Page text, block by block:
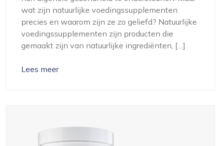
wat zijn natuurlijke voedingssupplementen
precies en waarom zijn ze zo geliefd? Natuurlijke
voedingssupplementen zijn producten die
gemaakt zijn van natuurlijke ingrediënten, […]
Lees meer